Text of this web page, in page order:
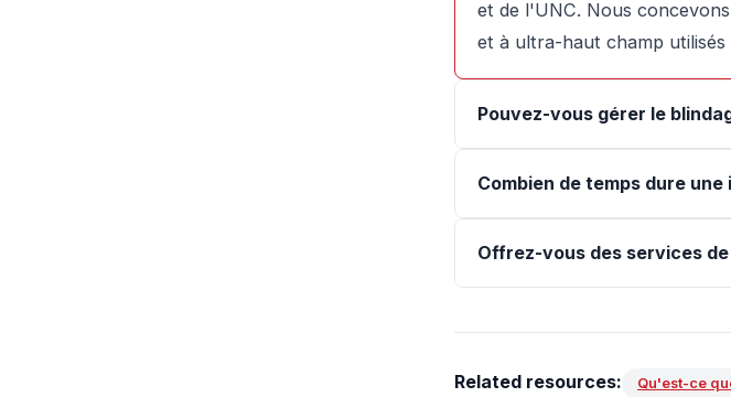
et de l'UNC. Nous
et à ultra-haut champ
Pouvez-vous gérer le
Combien de temps dure
Offrez-vous des services de
Related resources: Qu'est-ce